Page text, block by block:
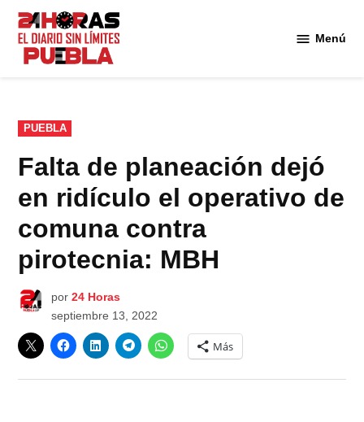
Saltar
contenido
Menú
PUBLICADO
EN
PUEBLA
Falta de planeación dejó
en ridículo el operativo de
comuna contra
pirotecnia: MBH
por 24 Horas
septiembre 13, 2022
Más